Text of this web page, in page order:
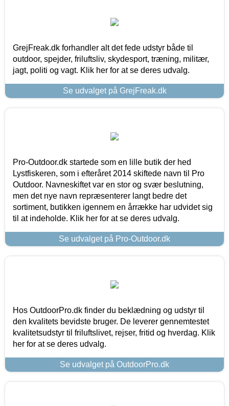
GrejFreak.dk forhandler alt det fede udstyr både til
outdoor, spejder, friluftsliv, skydesport, træning, militær,
jagt, politi og vagt. Klik her for at se deres udvalg.
Se udvalget på GrejFreak.dk
Pro-Outdoor.dk startede som en lille butik der hed
Lystfiskeren, som i efteråret 2014 skiftede navn til Pro
Outdoor. Navneskiftet var en stor og svær beslutning,
men det nye navn repræsenterer langt bedre det
sortiment, butikken igennem en årrække har udvidet sig
til at indeholde. Klik her for at se deres udvalg.
Se udvalget på Pro-Outdoor.dk
Hos OutdoorPro.dk finder du beklædning og udstyr til
den kvalitets bevidste bruger. De leverer gennemtestet
kvalitetsudstyr til friluftslivet, rejser, fritid og hverdag. Klik
her for at se deres udvalg.
Se udvalget på OutdoorPro.dk